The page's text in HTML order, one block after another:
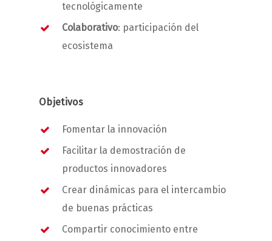
tecnológicamente
Colaborativo: participación del
ecosistema
Objetivos
Fomentar la innovación
Facilitar la demostración de
productos innovadores
Crear dinámicas para el intercambio
de buenas prácticas
Compartir conocimiento entre